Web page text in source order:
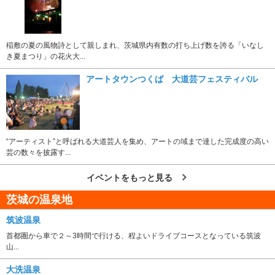
稲敷の夏の風物詩として親しまれ、茨城県内有数の打ち上げ数を誇る「いなし
き夏まつり」の花火大...
アートタウンつくば 大道芸フェスティバル
“アーティスト”と呼ばれる大道芸人を集め、アートの域まで達した完成度の高い
芸の数々を披露す...
イベントをもっと見る
茨城の温泉地
筑波温泉
首都圏から車で２～3時間で行ける、程よいドライブコースとなっている筑波
山...
大洗温泉